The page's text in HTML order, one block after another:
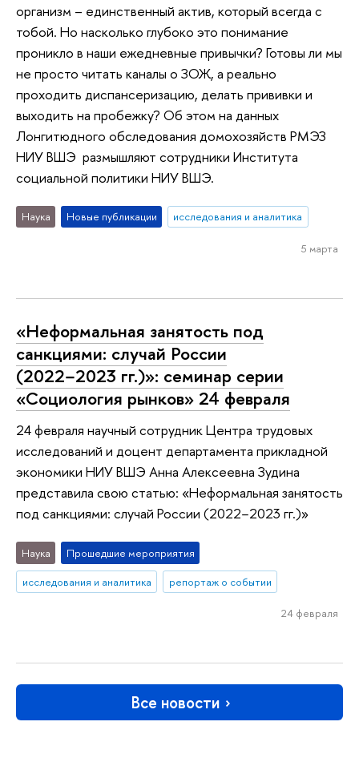
организм – единственный актив, который всегда с
тобой. Но насколько глубоко это понимание
проникло в наши ежедневные привычки? Готовы ли мы
не просто читать каналы о ЗОЖ, а реально
проходить диспансеризацию, делать прививки и
выходить на пробежку? Об этом на данных
Лонгитюдного обследования домохозяйств РМЭЗ
НИУ ВШЭ размышляют сотрудники Института
социальной политики НИУ ВШЭ.
Наука Новые публикации исследования и аналитика
5 марта
«Неформальная занятость под
санкциями: случай России
(2022−2023 гг.)»: семинар серии
«Социология рынков» 24 февраля
24 февраля научный сотрудник Центра трудовых
исследований и доцент департамента прикладной
экономики НИУ ВШЭ Анна Алексеевна Зудина
представила свою статью: «Неформальная занятость
под санкциями: случай России (2022−2023 гг.)»
Наука
Прошедшие мероприятия
исследования и аналитика
репортаж о событии
24 февраля
Все новости